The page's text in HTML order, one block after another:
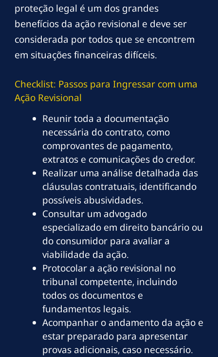
proteção legal é um dos grandes
benefícios da ação revisional e deve ser
considerada por todos que se encontrem
em situações financeiras difíceis.
Checklist: Passos para Ingressar com uma
Ação Revisional
Reunir toda a documentação
necessária do contrato, como
comprovantes de pagamento,
extratos e comunicações do credor.
Realizar uma análise detalhada das
cláusulas contratuais, identificando
possíveis abusividades.
Consultar um advogado
especializado em direito bancário ou
do consumidor para avaliar a
viabilidade da ação.
Protocolar a ação revisional no
tribunal competente, incluindo
todos os documentos e
fundamentos legais.
Acompanhar o andamento da ação e
estar preparado para apresentar
provas adicionais, caso necessário.